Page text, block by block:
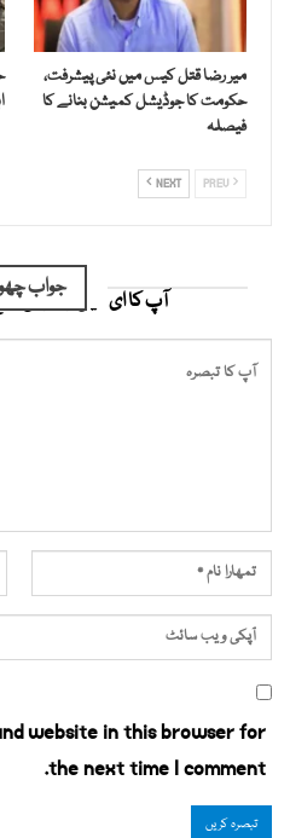
میر رضا قتل کیس میں نئی پیشرفت،
حکومت کا جوڈیشل کمیشن بنانے کا
فیصلہ
NEXT
جواب
آپ کا ای میل ایڈریس
website in this browser for
the next time I comment.